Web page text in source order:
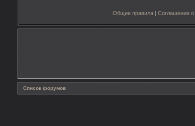
Общие правила| Соглашение о
Список форумов